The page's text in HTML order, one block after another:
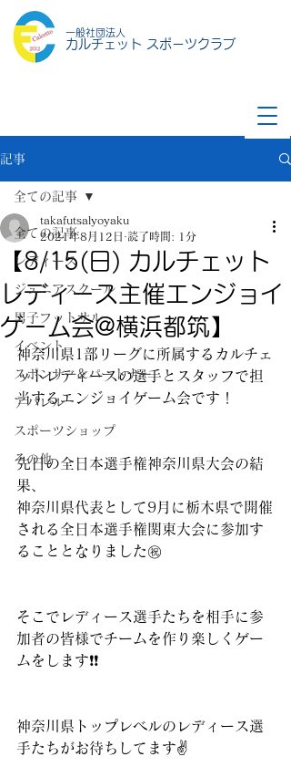
一般社団法人
カルチェット スポーツクラブ
記事
全ての記事
レディース
ジュニアスクール
男子フットサル
イベント
スポンサー&パートナー
アパレル
スポーツショップ
その他
全ての記事
【8/15(日) カルチェット
レディース主催エンジョイ
ゲーム会@横浜都筑】
takafutsalyoyaku
2021年8月12日 読了時間: 1分
神奈川県1部リーグに所属するカルチェ
ットレディースの選手とスタッフで担
当するエンジョイゲーム会です！
先日の全日本選手権神奈川県大会の結
果、
神奈川県代表として9月に栃木県で開催
される全日本選手権関東大会に参加す
ることとなりました㊗️
そこでレディース選手たちを相手に参
加者の皆様でチームを作り楽しくゲー
ムをします❗️❗️
神奈川県トップレベルのレディース選
手たちがお待ちしてます✌️